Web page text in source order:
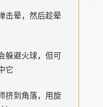
击晕，然后趁晕
躲避火球，但可
它
挤到角落，用旋